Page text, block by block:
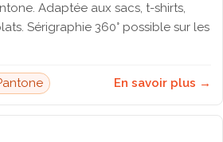
Adaptée aux sacs, t-shirts,
Sérigraphie 360° possible sur les
En savoir plus →